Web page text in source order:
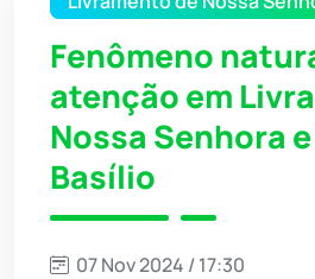
Fenômeno
atenção em
Nossa Senhora
Basílio
07 Nov 2024 / 17:30